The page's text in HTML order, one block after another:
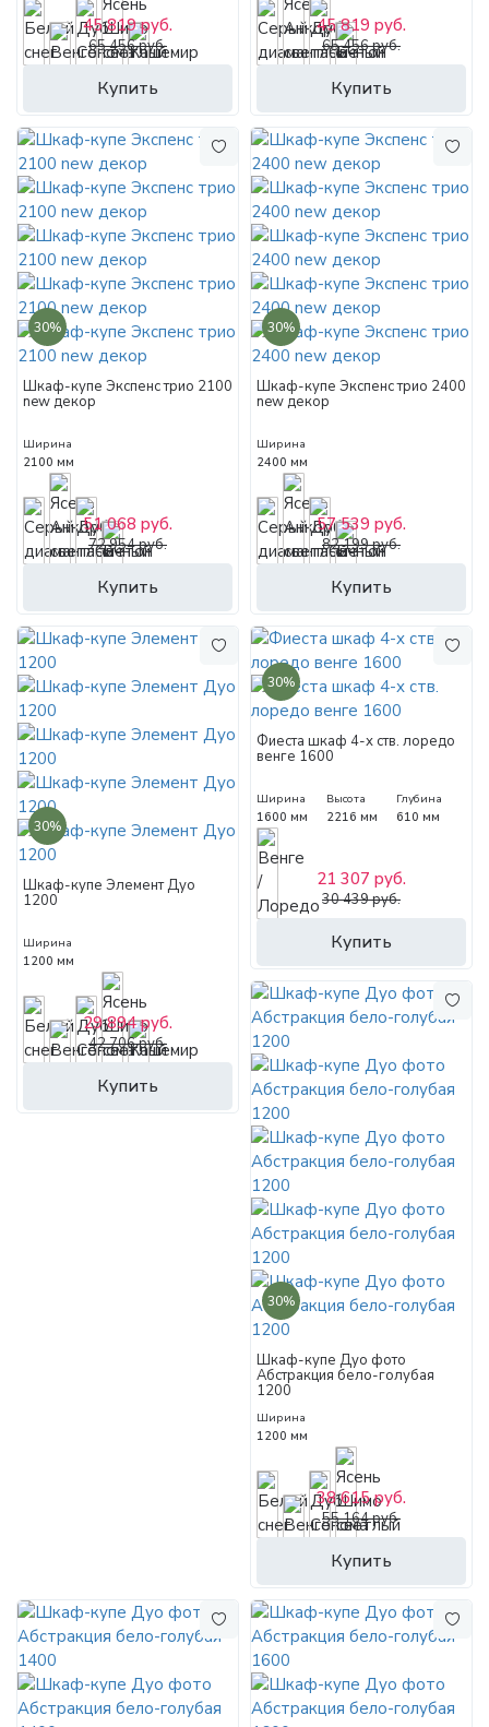
Купить
45 819 руб.
65 456 руб.
Купить
45 819 руб.
65 456 руб.
30%
Шкаф-купе Экспенс трио 2100
new декор
Ширина
2100 мм
Купить
51 068 руб.
72 954 руб.
30%
Шкаф-купе Экспенс трио 2400
new декор
Ширина
2400 мм
Купить
57 539 руб.
82 199 руб.
30%
Шкаф-купе Элемент Дуо
1200
Ширина
1200 мм
Купить
29 894 руб.
42 706 руб.
30%
Фиеста шкаф 4-х ств. лоредо
венге 1600
Ширина
1600 мм
Высота
2216 мм
Глубина
610 мм
Купить
21 307 руб.
30 439 руб.
30%
Шкаф-купе Дуо фото
Абстракция бело-голубая
1200
Ширина
1200 мм
Купить
38 615 руб.
55 164 руб.